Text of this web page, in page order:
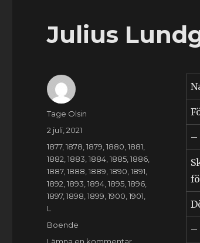
Julius
–
–
Författare
Tage Olsin
Publicerat
2 juli, 2021
Kategorier
1877,1878 ,1879 ,1880 ,1881
1882 ,1883 ,1884 ,1885 ,1886
1887,1888 ,1889 ,1890 ,1891
1892 ,1893 ,1894 ,1895 ,1896
1897,1898 ,1899 ,1900 ,1901
L
Etiketter
Boende
till